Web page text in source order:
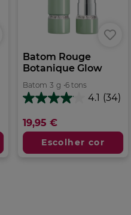
Batom Rouge
Botanique Glow
Batom 3 g •6 tons
4.1 (34)
4.1
5
estrelas.
análises
19,95 €
Escolher cor